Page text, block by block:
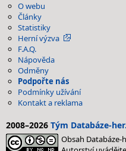
O webu
Články
Statistiky
Herní výzva
F.A.Q.
Nápověda
Odměny
Podpořte nás
Podmínky užívání
Kontakt a reklama
2008–2026 Tým Databáze-
Obsah Databáze-